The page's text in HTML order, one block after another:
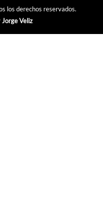
los derechos reservados.
Jorge Veliz